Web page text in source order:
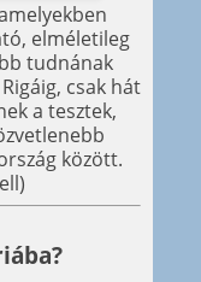
elméletileg
tudnának
csak hát
a tesztek,
között.